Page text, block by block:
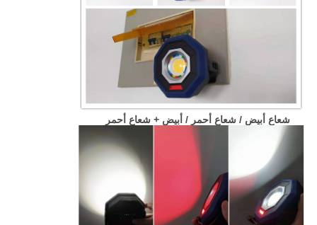
شعاع أبيض / شعاع أحمر / أبيض + شعاع أحمر